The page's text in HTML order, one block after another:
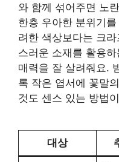
와 함께 섞어주면 노
한층 우아한 분위기
려한 색상보다는 크
스러운 소재를 활용
매력을 잘 살려줘요.
록 작은 엽서에 꽃말
것도 센스 있는 방법
대상